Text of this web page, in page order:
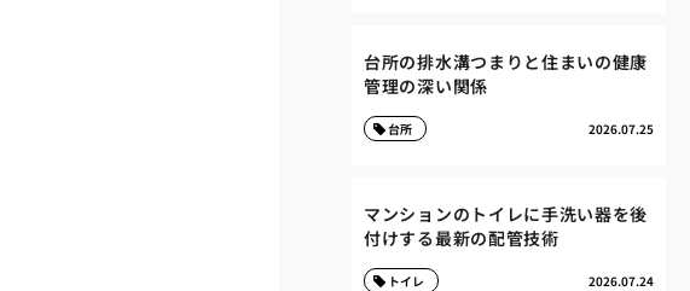
台所の排水溝つまりと住まいの健康
管理の深い関係
2026.07.25
台所
マンションのトイレに手洗い器を後
付けする最新の配管技術
2026.07.24
トイレ